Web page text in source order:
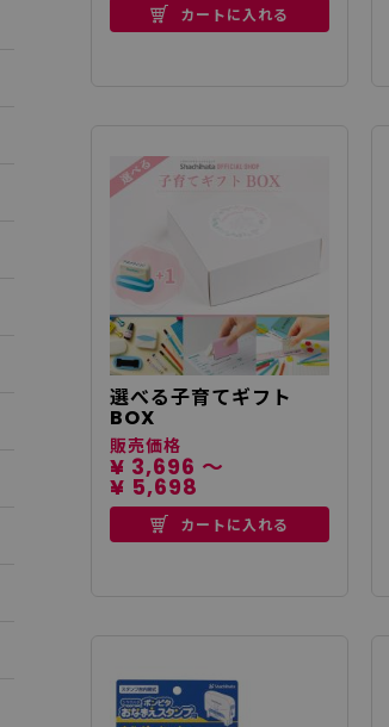
カートに入れる
選べる子育てギフト
BOX
販売価格
¥ 3,696 ～
¥ 5,698
カートに入れる